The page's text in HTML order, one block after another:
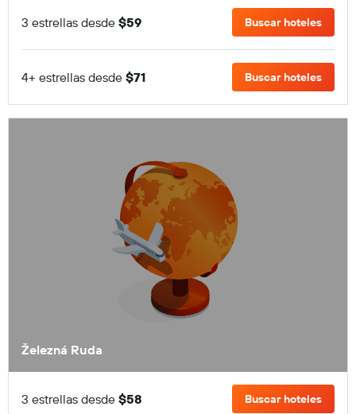
3 estrellas desde $59 Buscar hoteles
4+ estrellas desde $71 Buscar hoteles
Železná Ruda
3 estrellas desde $58 Buscar hoteles